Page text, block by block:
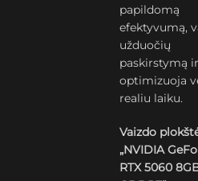
papildomą
efektyvumą,
užduočių
paskirstymą ir
optimizuoja
realiu laiku.
Vaizdo
„NVIDIA
RTX 5060